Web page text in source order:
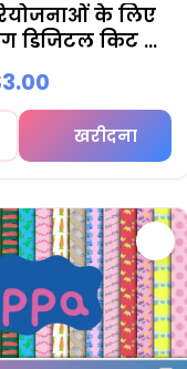
के लिए
डिजिटल किट -
खरीदना